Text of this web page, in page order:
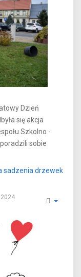
Dzień
się akcja
Szkolno -
sobie
sadzenia drzewek